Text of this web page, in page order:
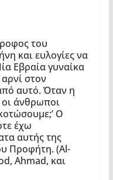
του
και ευλογίες να
Εβραία γυναίκα
στον
αυτό. Όταν η
οι άνθρωποι
Ο
έχω
αυτής της
Προφήτη. (Al-
Ahmad, και